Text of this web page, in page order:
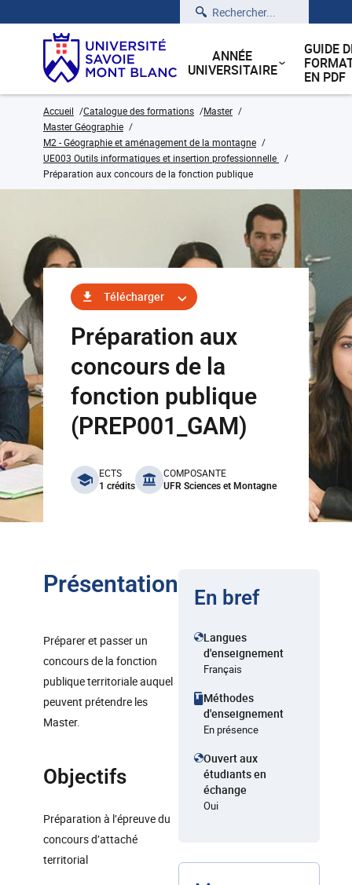
Rechercher
ANNÉE
UNIVERSITAIRE
GUIDE
EN PDF
Accueil Catalogue des formations
Master
Master Géographie
M2 - Géographie et aménagement de la montagne
UE003 Outils informatiques et insertion professionnelle
Préparation aux concours de la fonction publique
Télécharger
Préparation aux
concours de la
fonction publique
(PREP001_GAM)
benefits
ECTS
1 crédits
COMPOSANTE
UFR Sciences et Montagne
Présentation
Préparer et passer un
concours de la fonction
publique territoriale auquel
peuvent prétendre les
Master.
Objectifs
Préparation à l’épreuve du
concours d’attaché
territorial
En bref
Langues
d'enseignement
Français
Méthodes
d'enseignement
En présence
Ouvert aux
étudiants en
échange
Oui